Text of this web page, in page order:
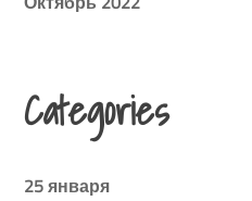
Categories
25 января